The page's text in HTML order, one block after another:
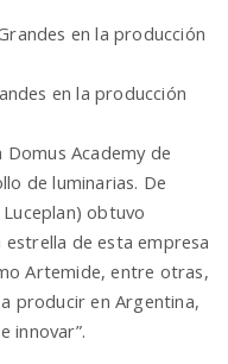
en la producción
Academy de
de luminarias. De
obtuvo
estrella de esta empresa
Artemide, entre otras,
producir en Argentina,
innovar”.